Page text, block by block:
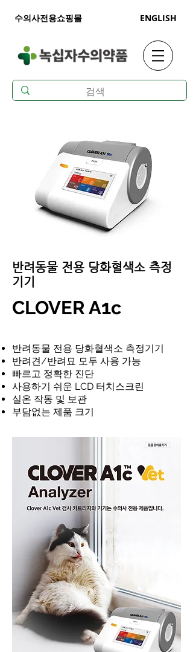
수의사전용쇼핑몰 ENGLISH
​반려동물 전용 당화혈색소 측정
기기
CLOVER A1c
반려동물 전용 당화혈색소 측정기기
반려견/반려묘 모두 사용 가능
​빠르고 정확한 진단
사용하기 쉬운 LCD 터치스크린
실온 작동 및 보관
​부담없는 제품 크기